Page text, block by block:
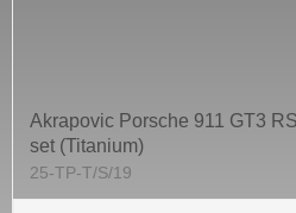
Akrapovic Porsche 911 GT3
set (Titanium)
25-TP-T/S/19